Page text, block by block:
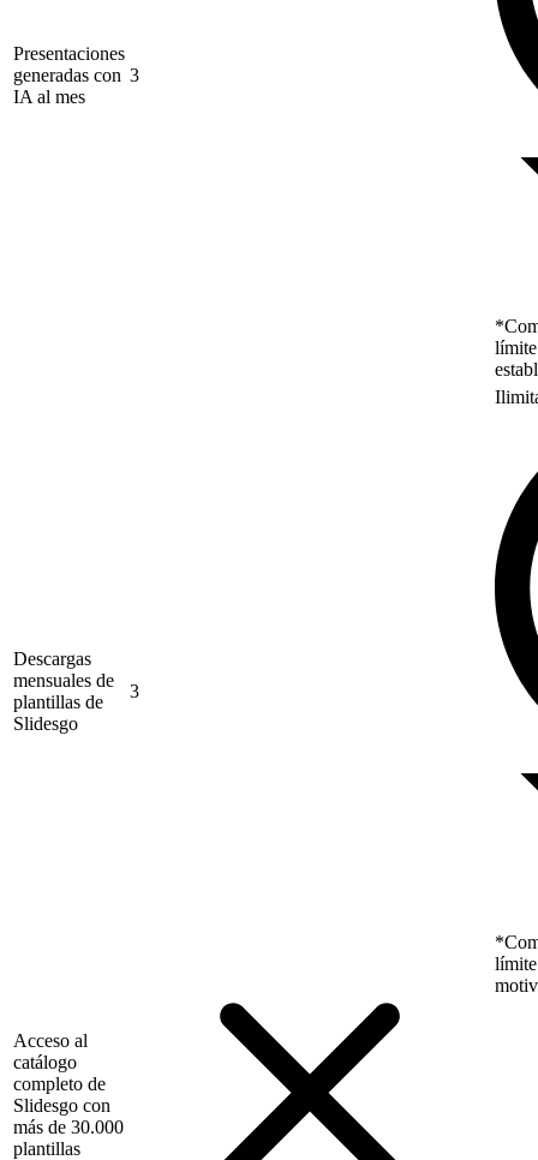
Presentaciones
generadas con
IA al mes
3
Descargas
mensuales de
plantillas de
Slidesgo
3
límite
Acceso al
catálogo
completo de
Slidesgo con
más de 30.000
plantillas